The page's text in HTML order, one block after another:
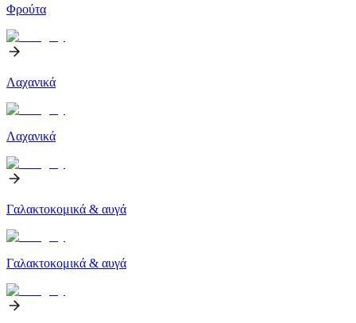
Φρούτα
Λαχανικά
Λαχανικά
Γαλακτοκομικά & αυγά
Γαλακτοκομικά & αυγά